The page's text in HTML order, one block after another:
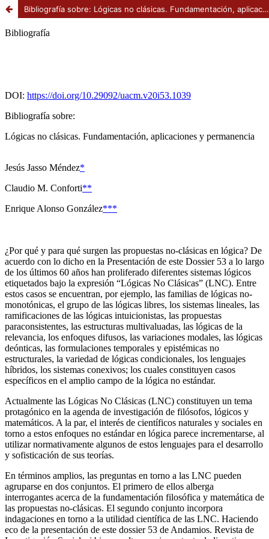
Bibliografía sobre: Lógicas no clásicas. Fundamentación, aplicaciones y permanencia